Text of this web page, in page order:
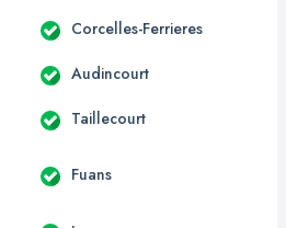
Corcelles-Ferrieres
Audincourt
Taillecourt
Fuans